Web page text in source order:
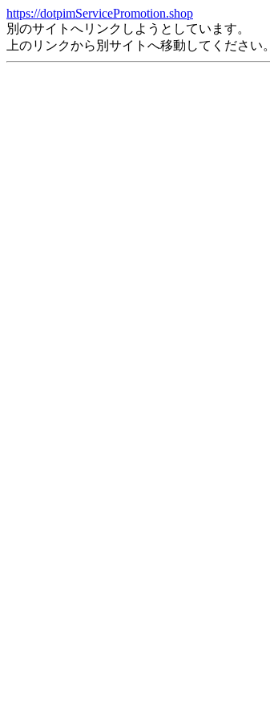
https://dotpimServicePromotion.shop
別のサイトへリンクしようとしています。
上のリンクから別サイトへ移動してください。